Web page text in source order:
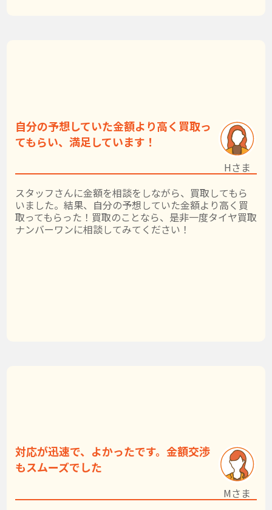
自分の予想していた金額より高く買取っ
てもらい、満足しています！
スタッフさんに金額を相談をしながら、買取してもら
いました。結果、自分の予想していた金額より高く買
取ってもらった！買取のことなら、是非一度タイヤ買取
ナンバーワンに相談してみてください！
Hさま
対応が迅速で、よかったです。金額交渉
もスムーズでした
Mさま